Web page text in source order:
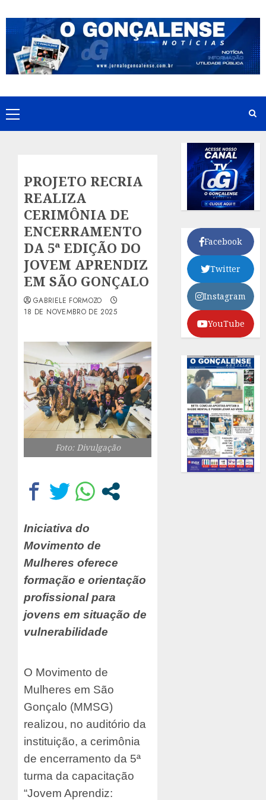
to
content
Primary
Menu
PROJETO RECRIA
REALIZA
CERIMÔNIA DE
ENCERRAMENTO
DA 5ª EDIÇÃO DO
JOVEM APRENDIZ
EM SÃO GONÇALO
GABRIELE FORMOZO
18 DE NOVEMBRO DE 2025
Foto: Divulgação
Iniciativa do
Movimento de
Mulheres oferece
formação e orientação
profissional para
jovens em situação de
vulnerabilidade
O Movimento de
Mulheres em São
Gonçalo (MMSG)
realizou, no auditório da
instituição, a cerimônia
de encerramento da 5ª
turma da capacitação
“Jovem Aprendiz:
Facebook
Twitter
Instagram
YouTube